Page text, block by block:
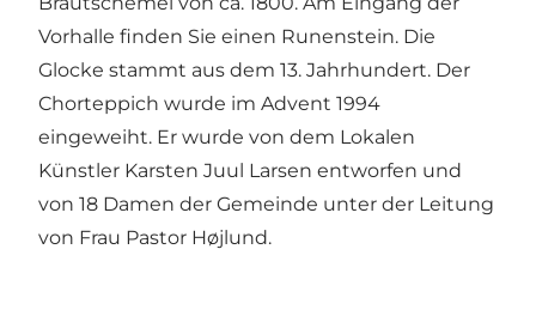
Vorhalle finden Sie einen Runenstein. Die
Glocke stammt aus dem 13. Jahrhundert. Der
Chorteppich wurde im Advent 1994
eingeweiht. Er wurde von dem Lokalen
Künstler Karsten Juul Larsen entworfen und
von 18 Damen der Gemeinde unter der Leitung
von Frau Pastor Højlund.